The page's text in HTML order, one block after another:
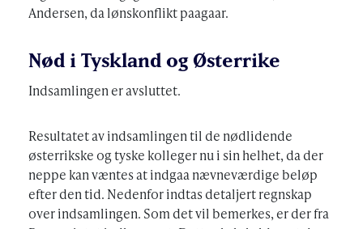
Andersen, da lønskonflikt paagaar.
Nød i Tyskland og Østerrike
Indsamlingen er avsluttet.
Resultatet av indsamlingen til de nødlidende
østerrikske og tyske kolleger nu i sin helhet, da der
neppe kan væntes at indgaa nævneværdige beløp
efter den tid. Nedenfor indtas detaljert regnskap
over indsamlingen. Som det vil bemerkes, er der fra